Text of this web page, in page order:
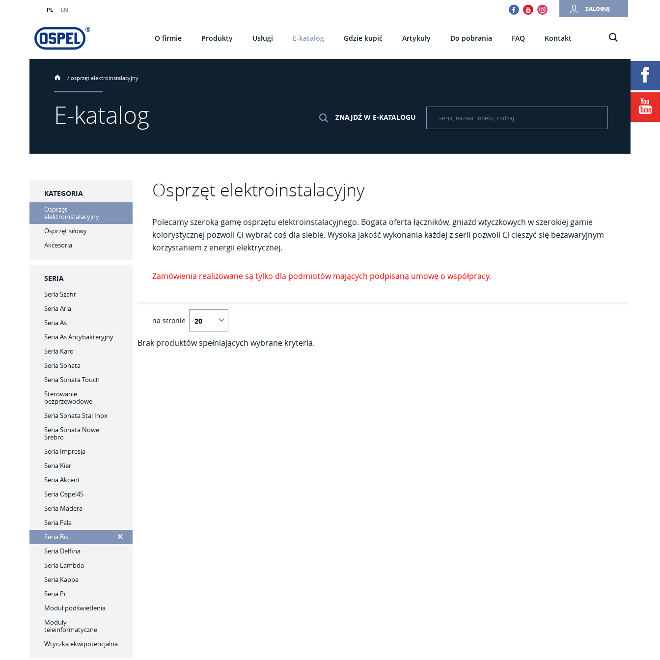
PL EN ZALOGUJ
Instagram
O firmie Produkty Usługi E-katalog Gdzie kupić Artykuły Do pobrania FAQ Kontakt
/ osprzęt elektroinstalacyjny
E-katalog ZNAJDŹ W E-KATALOGU
KATEGORIA
Osprzęt
elektroinstalacyjny
Osprzęt siłowy
Akcesoria
SERIA
Seria Szafir
Seria Aria
Seria As
Seria As Antybakteryjny
Seria Karo
Seria Sonata
Seria Sonata Touch
Sterowanie
bezprzewodowe
Seria Sonata Stal Inox
Seria Sonata Nowe
Srebro
Seria Impresja
Seria Kier
Seria Akcent
Seria Ospel45
Seria Madera
Seria Fala
Seria Bis
Seria Delfina
Seria Lambda
Seria Kappa
Seria Pi
Moduł podświetlenia
Moduły
teleinformatyczne
Wtyczka ekwipotencjalna
Osprzęt elektroinstalacyjny
Polecamy szeroką gamę osprzętu elektroinstalacyjnego. Bogata oferta łączników, gniazd wtyczkowych w szerokiej gamie
kolorystycznej pozwoli Ci wybrać coś dla siebie. Wysoka jakość wykonania każdej z serii pozwoli Ci cieszyć się bezawaryjnym
korzystaniem z energii elektrycznej.
Zamówienia realizowane są tylko dla podmiotów mających podpisaną umowę o współpracy.
na stronie
Brak produktów spełniających wybrane kryteria.